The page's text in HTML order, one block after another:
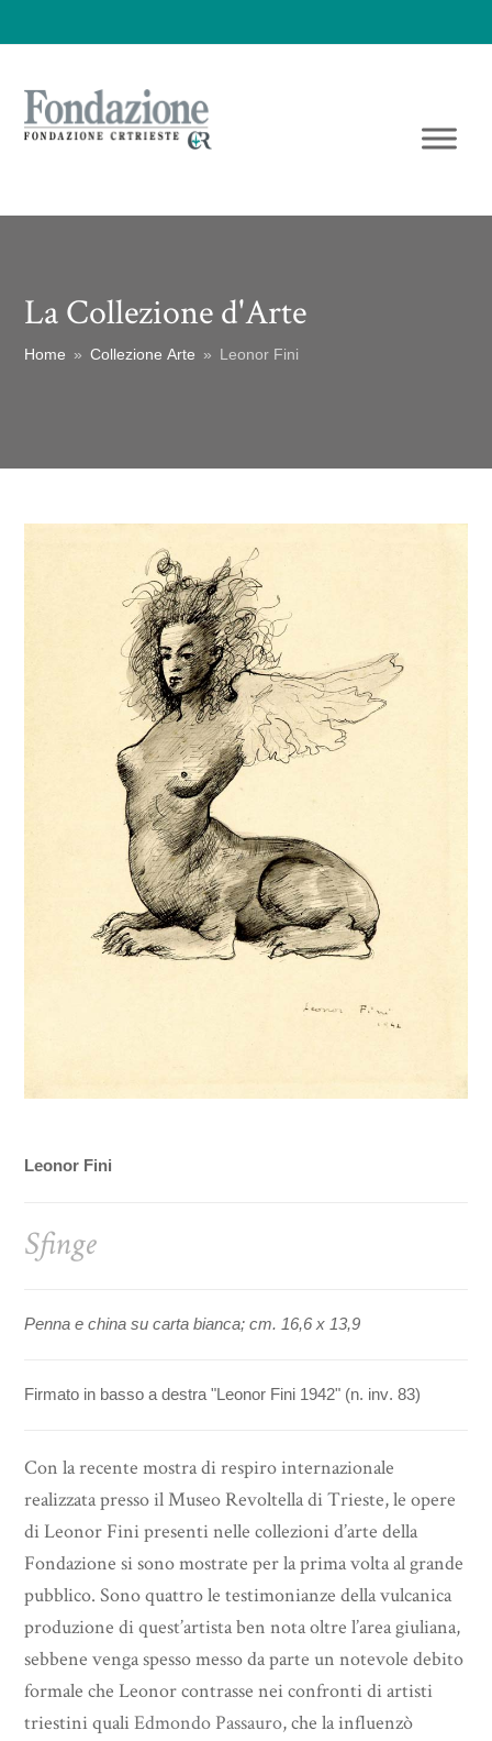
La Collezione d'Arte
Home » Collezione Arte » Leonor Fini
Leonor Fini
Sfinge
Penna e china su carta bianca; cm. 16,6 x 13,9
Firmato in basso a destra "Leonor Fini 1942" (n. inv. 83)
Con la recente mostra di respiro internazionale
realizzata presso il Museo Revoltella di Trieste, le opere
di Leonor Fini presenti nelle collezioni d’arte della
Fondazione si sono mostrate per la prima volta al grande
pubblico. Sono quattro le testimonianze della vulcanica
produzione di quest’artista ben nota oltre l’area giuliana,
sebbene venga spesso messo da parte un notevole debito
formale che Leonor contrasse nei confronti di artisti
triestini qualiEdmondo Passauro, che la influenzò